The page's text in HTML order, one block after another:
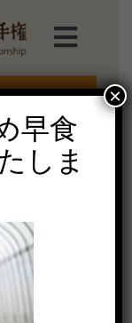
・
早食
しま
×